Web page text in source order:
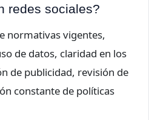
redes sociales?
normativas vigentes,
de datos, claridad en los
de publicidad, revisión de
constante de políticas